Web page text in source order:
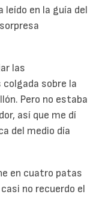
en la guía del
las
sobre la
Pero no estaba
así que me dí
del medio día
en cuatro patas
no recuerdo el